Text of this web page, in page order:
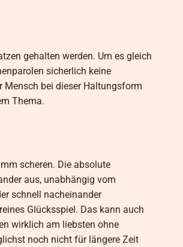
gehalten werden. Um es gleich
sicherlich keine
Mensch bei dieser Haltungsform
Thema.
scheren. Die absolute
aus, unabhängig vom
schnell nacheinander
Glücksspiel. Das kann auch
wirklich am liebsten ohne
noch nicht für längere Zeit